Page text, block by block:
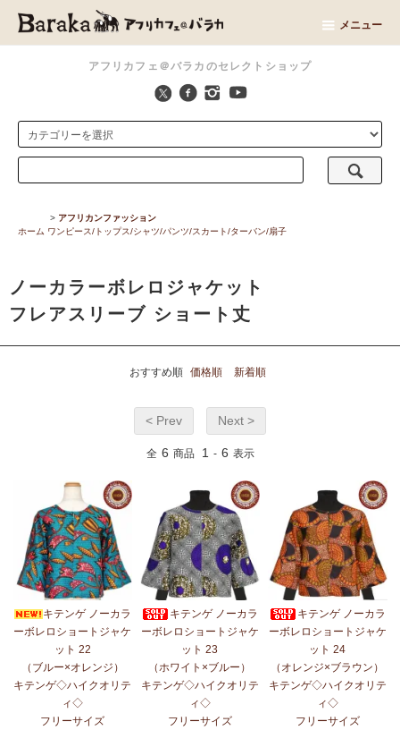
アフリカフェ＠バラカのセレクトショップ
メニュー
ホーム
> アフリカンファッション
ワンピース/トップス/シャツ/パンツ/スカート/ターバン/扇子
ノーカラーボレロジャケット
フレアスリーブ ショート丈
おすすめ順 価格順 新着順
< Prev Next >
全 6 商品 1 - 6 表示
キテンゲ ノーカラ
ーボレロショートジャケ
ット 22
（ブルー×オレンジ）
キテンゲ◇ハイクオリテ
ィ◇
フリーサイズ
キテンゲ ノーカラ
ーボレロショートジャケ
ット 23
（ホワイト×ブルー）
キテンゲ◇ハイクオリテ
ィ◇
フリーサイズ
キテンゲ ノーカラ
ーボレロショートジャケ
ット 24
（オレンジ×ブラウン）
キテンゲ◇ハイクオリテ
ィ◇
フリーサイズ